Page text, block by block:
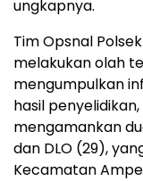
ungkapnya.
Tim Opsnal
melakukan olah
mengumpulkan
hasil
mengamankan
dan DLO (29),
Kecamatan